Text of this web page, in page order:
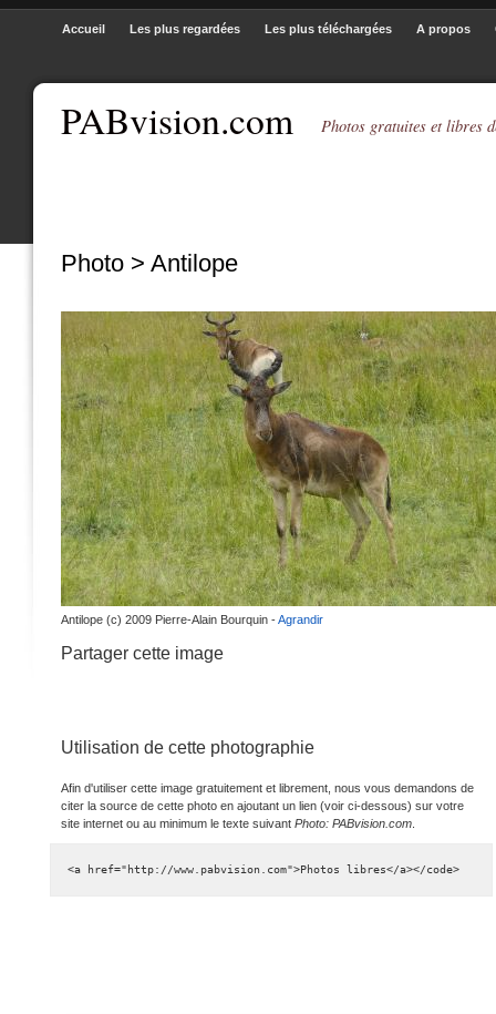
PABvision.com Photos gratuites et libres
Accueil Les plus regardées Les plus téléchargées A propos
Photo > Antilope
Antilope (c) 2009 Pierre-Alain Bourquin -Agrandir
Partager cette image
Utilisation de cette photographie
Afin d'utiliser cette image gratuitement et librement, nous vous demandons de
citer la source de cette photo en ajoutant un lien (voir ci-dessous) sur votre
site internet ou au minimum le texte suivant Photo: PABvision.com
<a href="http://www.pabvision.com">Photos libres</a></code>